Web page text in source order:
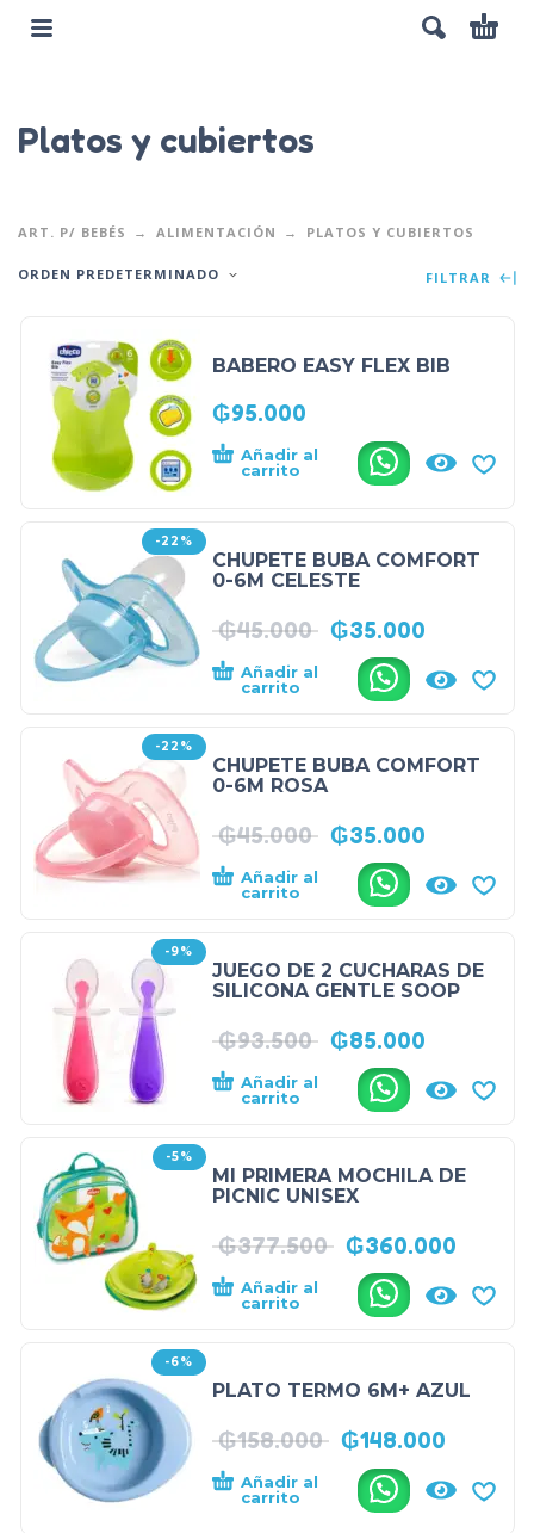
Platos y cubiertos
ART. P/ BEBÉS ALIMENTACIÓN PLATOS Y CUBIERTOS
ORDEN PREDETERMINADO FILTRAR
BABERO EASY FLEX BIB
₲95.000
Añadir al
carrito
.
-22%
CHUPETE BUBA COMFORT
0-6M CELESTE
₲45.000 ₲35.000
Añadir al
carrito
.
-22%
CHUPETE BUBA COMFORT
0-6M ROSA
₲45.000 ₲35.000
Añadir al
carrito
.
-9%
JUEGO DE 2 CUCHARAS DE
SILICONA GENTLE SOOP
₲93.500 ₲85.000
Añadir al
carrito
.
-5%
MI PRIMERA MOCHILA DE
PICNIC UNISEX
₲377.500 ₲360.000
Añadir al
carrito
.
-6%
PLATO TERMO 6M+ AZUL
₲158.000 ₲148.000
Añadir al
carrito
.